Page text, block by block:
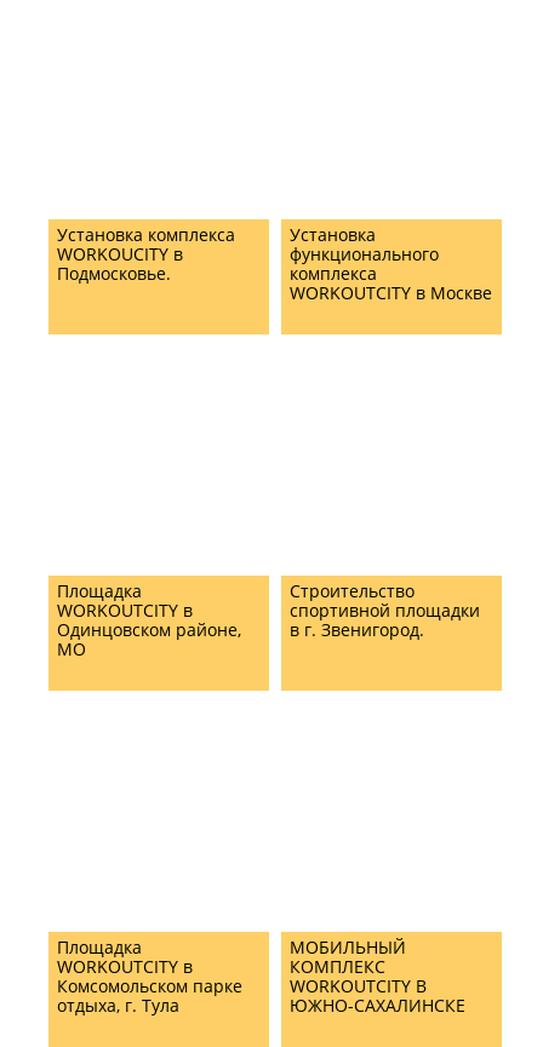
Установка комплекса
WORKOUCITY в
Подмосковье.
Установка
функционального
комплекса
WORKOUTCITY в Москве
Площадка
WORKOUTCITY в
Одинцовском районе,
МО
Строительство
спортивной площадки
в г. Звенигород.
Площадка
WORKOUTCITY в
Комсомольском парке
отдыха, г. Тула
МОБИЛЬНЫЙ
КОМПЛЕКС
WORKOUTCITY В
ЮЖНО-САХАЛИНСКЕ